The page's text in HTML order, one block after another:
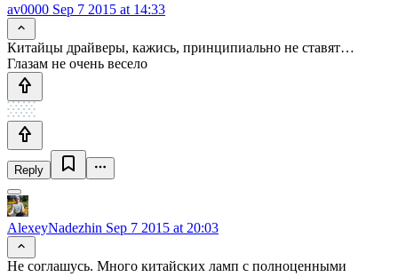
av0000 Sep 7 2015 at 14:33
Китайцы драйверы, кажись, принципиально не ставят…
Глазам не очень весело
Reply
AlexeyNadezhin Sep 7 2015 at 20:03
Не соглашусь. Много китайских ламп с полноценными